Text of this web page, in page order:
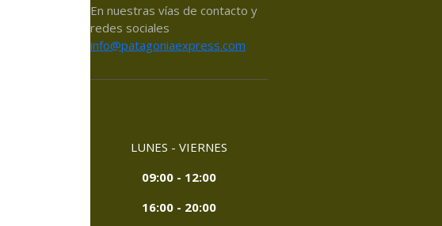
En nuestras vías de contacto y
redes sociales
info@patagoniaexpress.com
LUNES - VIERNES
09:00 - 12:00
16:00 - 20:00